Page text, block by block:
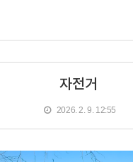
자전거
2026. 2. 9. 12:55